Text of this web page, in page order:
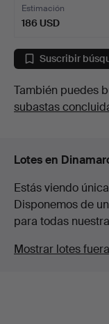
Estimación
186 USD
Suscribir
También puedes
subastas
Lotes en
Estás viendo
Disponemos de
para todas
Mostrar lotes